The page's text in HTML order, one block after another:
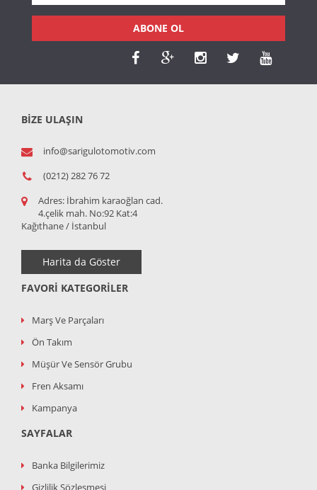
ABONE OL
BİZE ULAŞIN
info@sarigulotomotiv.com
(0212) 282 76 72
Adres: İbrahim karaoğlan cad.
4.çelik mah. No:92 Kat:4
Kağıthane / İstanbul
Harita da Göster
FAVORI KATEGORILER
Marş Ve Parçaları
Ön Takım
Müşür Ve Sensör Grubu
Fren Aksamı
Kampanya
SAYFALAR
Banka Bilgilerimiz
Gizlilik Şözleşmesi